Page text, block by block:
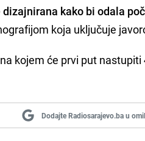
kako bi odala
koja uključuje
kojem će prvi put nastupiti
Dodajte Radiosarajevo.ba u